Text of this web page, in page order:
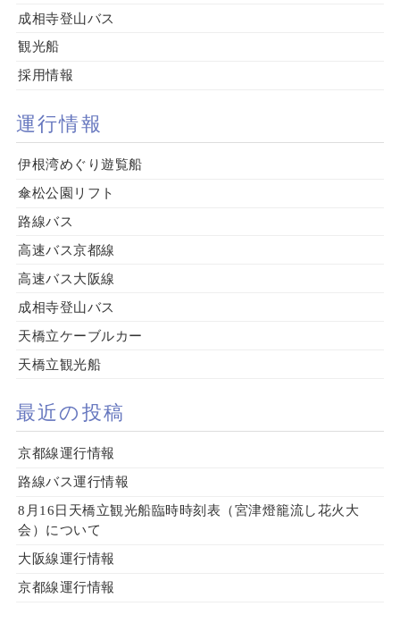
成相寺登山バス
観光船
採用情報
運行情報
伊根湾めぐり遊覧船
傘松公園リフト
路線バス
高速バス京都線
高速バス大阪線
成相寺登山バス
天橋立ケーブルカー
天橋立観光船
最近の投稿
京都線運行情報
路線バス運行情報
8月16日天橋立観光船臨時時刻表（宮津燈籠流し花火大
会）について
大阪線運行情報
京都線運行情報